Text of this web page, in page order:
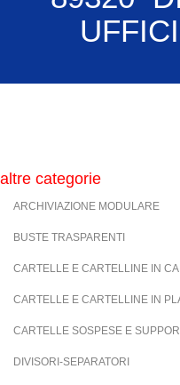
altre categorie
ARCHIVIAZIONE MODULARE
BUSTE TRASPARENTI
CARTELLE E CARTELLINE IN
CARTELLE E CARTELLINE IN
CARTELLE SOSPESE E
DIVISORI-SEPARATORI